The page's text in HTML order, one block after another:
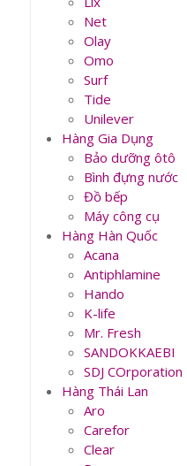
Net
Olay
Omo
Surf
Tide
Unilever
Hàng Gia Dụng
Bảo dưỡng ôtô
Bình đựng nước
Đồ bếp
Máy công cụ
Hàng Hàn Quốc
Acana
Antiphlamine
Hando
K-life
Mr. Fresh
SANDOKKAEBI
SDJ COrporation
Hàng Thái Lan
Aro
Carefor
Clear